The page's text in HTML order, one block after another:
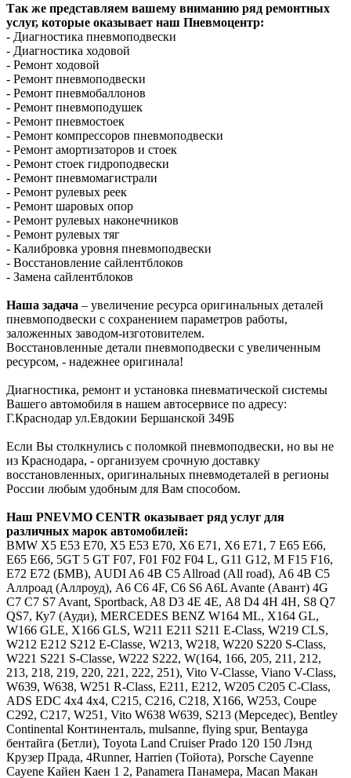
Так же представляем вашему вниманию ряд ремонтных
услуг, которые оказывает наш Пневмоцентр:
- Диагностика пневмоподвески
- Диагностика ходовой
- Ремонт ходовой
- Ремонт пневмоподвески
- Ремонт пневмобаллонов
- Ремонт пневмоподушек
- Ремонт пневмостоек
- Ремонт компрессоров пневмоподвески
- Ремонт амортизаторов и стоек
- Ремонт стоек гидроподвески
- Ремонт пневмомагистрали
- Ремонт рулевых реек
- Ремонт шаровых опор
- Ремонт рулевых наконечников
- Ремонт рулевых тяг
- Калибровка уровня пневмоподвески
- Восстановление сайлентблоков
- Замена сайлентблоков
Наша задача – увеличение ресурса оригинальных деталей
пневмоподвески с сохранением параметров работы,
заложенных заводом-изготовителем.
Восстановленные детали пневмоподвески с увеличенным
ресурсом, - надежнее оригинала!
Диагностика, ремонт и установка пневматической системы
Вашего автомобиля в нашем автосервисе по адресу:
Г.Краснодар ул.Евдокии Бершанской 349Б
Если Вы столкнулись с поломкой пневмоподвески, но вы не
из Краснодара, - организуем срочную доставку
восстановленных, оригинальных пневмодеталей в регионы
России любым удобным для Вам способом.
Наш PNEVMO CENTR оказывает ряд услуг для
различных марок автомобилей:
BMW Х5 E53 E70, X5 Е53 Е70, Х6 E71, X6 Е71, 7 E65 E66,
Е65 Е66, 5GT 5 GT F07, F01 F02 F04 L, G11 G12, M F15 F16,
E72 Е72 (БМВ), AUDI A6 4B C5 Allroad (All road), А6 4В С5
Аллроад (Аллроуд), A6 C6 4F, С6 S6 A6L Avante (Авант) 4G
C7 С7 S7 Avant, Sportback, A8 D3 4E 4Е, А8 D4 4H 4Н, S8 Q7
QS7, Ку7 (Ауди), MERCEDES BENZ W164 ML, X164 GL,
W166 GLE, X166 GLS, W211 E211 S211 E-Class, W219 CLS,
W212 E212 S212 E-Classe, W213, W218, W220 S220 S-Class,
W221 S221 S-Classe, W222 S222, W(164, 166, 205, 211, 212,
213, 218, 219, 220, 221, 222, 251), Vito V-Classe, Viano V-Class,
W639, W638, W251 R-Class, Е211, Е212, W205 C205 C-Class,
ADS EDC 4x4 4х4, C215, C216, C218, X166, W253, Coupe
C292, C217, W251, Vito W638 W639, S213 (Мерседес), Bentley
Continental Континенталь, mulsanne, flying spur, Bentayga
бентайга (Бетли), Toyota Land Cruiser Prado 120 150 Лэнд
Крузер Прада, 4Runner, Harrien (Тойота), Porsche Cayenne
Cayene Кайен Каен 1 2, Panamera Панамера, Macan Макан